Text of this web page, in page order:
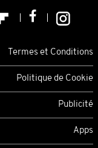
Termes et Conditions
Politique de Cookie
Publicité
Apps